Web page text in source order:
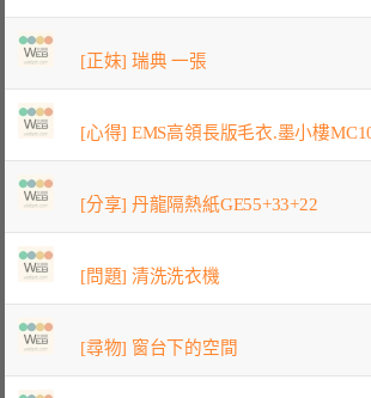
[正妹] 瑞典 一張
[心得] EMS高領長版毛衣.墨小樓
[分享] 丹龍隔熱紙GE55+33+22
[問題] 清洗洗衣機
[尋物] 窗台下的空間